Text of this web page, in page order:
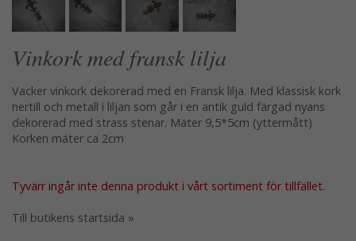
Vinkork med fransk lilja
Vacker vinkork dekorerad med en Fransk lilja. Med klassisk kork
nertill och metall i liljan som går i en antik guld färgad nyans
dekorerad med strass stenar. Mäter 9,5*5cm (yttermått)
Korken mäter ca 2cm
Tyvärr ingår inte denna produkt i vårt sortiment för tillfället.
Till butikens startsida »